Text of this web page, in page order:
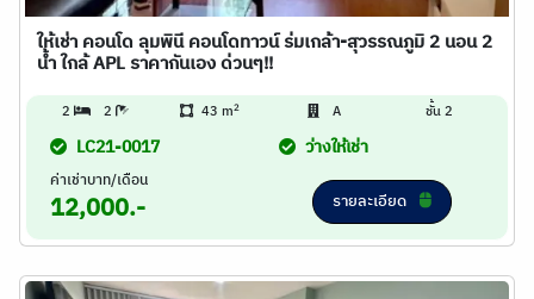
ให้เช่า คอนโด ลุมพินี คอนโดทาวน์ ร่มเกล้า-สุวรรณภูมิ 2 นอน 2
น้ำ ใกล้ APL ราคากันเอง ด่วนๆ!!
2 2 43 m2 A ชั้น 2
LC21-0017 ว่างให้เช่า
ค่าเช่าบาท/เดือน
12,000.- รายละเอียด